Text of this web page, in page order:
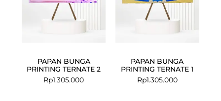
PAPAN BUNGA
PRINTING TERNATE 2
Rp1.305.000
PAPAN BUNGA
PRINTING TERNATE 1
Rp1.305.000